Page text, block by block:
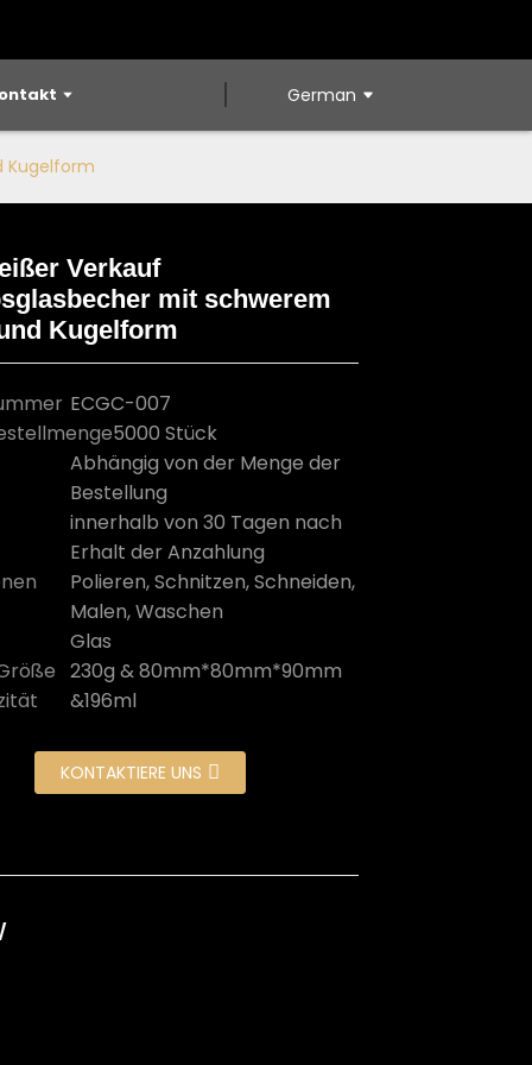
German
Kugelform
Loading...
Loading...
Verkauf
mit schwerem
Kugelform
ECGC-007
5000 Stück
Abhängig von der Menge der
Bestellung
innerhalb von 30 Tagen nach
Erhalt der Anzahlung
Polieren, Schnitzen, Schneiden,
Malen, Waschen
Glas
230g & 80mm*80mm*90mm
&196ml
KONTAKTIERE UNS